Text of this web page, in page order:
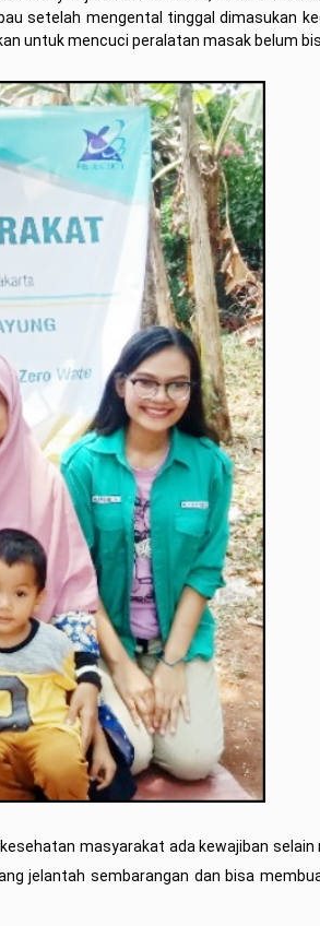
setelah mengental tinggal dimasukan
untuk mencuci peralatan masak belum
masyarakat ada kewajiban
jelantah sembarangan dan bisa